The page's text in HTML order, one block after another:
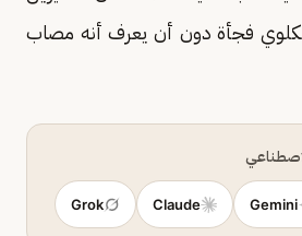
فجأة دون أن يعرف أنه مصاب
Gemini
Claude
Grok